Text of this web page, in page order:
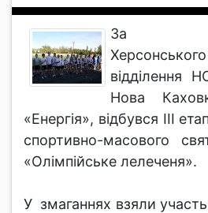
За
відділення
Нова
«Енергія», відбувся ІІІ
спортивно-масового
«Олімпійське лелеченя».
У змаганнях взяли